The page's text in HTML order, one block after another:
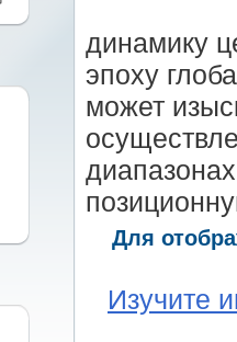
динамику
эпоху
может
Для
Изучите